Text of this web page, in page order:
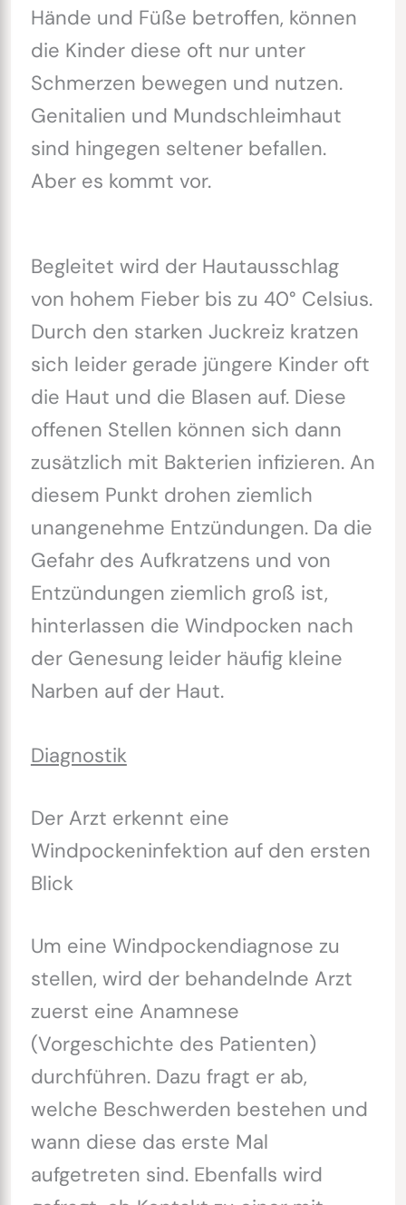
Hände und Füße betroffen, können
die Kinder diese oft nur unter
Schmerzen bewegen und nutzen.
Genitalien und Mundschleimhaut
sind hingegen seltener befallen.
Aber es kommt vor.
Begleitet wird der Hautausschlag
von hohem Fieber bis zu 40° Celsius.
Durch den starken Juckreiz kratzen
sich leider gerade jüngere Kinder oft
die Haut und die Blasen auf. Diese
offenen Stellen können sich dann
zusätzlich mit Bakterien infizieren. An
diesem Punkt drohen ziemlich
unangenehme Entzündungen. Da die
Gefahr des Aufkratzens und von
Entzündungen ziemlich groß ist,
hinterlassen die Windpocken nach
der Genesung leider häufig kleine
Narben auf der Haut.
Diagnostik
Der Arzt erkennt eine
Windpockeninfektion auf den ersten
Blick
Um eine Windpockendiagnose zu
stellen, wird der behandelnde Arzt
zuerst eine Anamnese
(Vorgeschichte des Patienten)
durchführen. Dazu fragt er ab,
welche Beschwerden bestehen und
wann diese das erste Mal
aufgetreten sind. Ebenfalls wird